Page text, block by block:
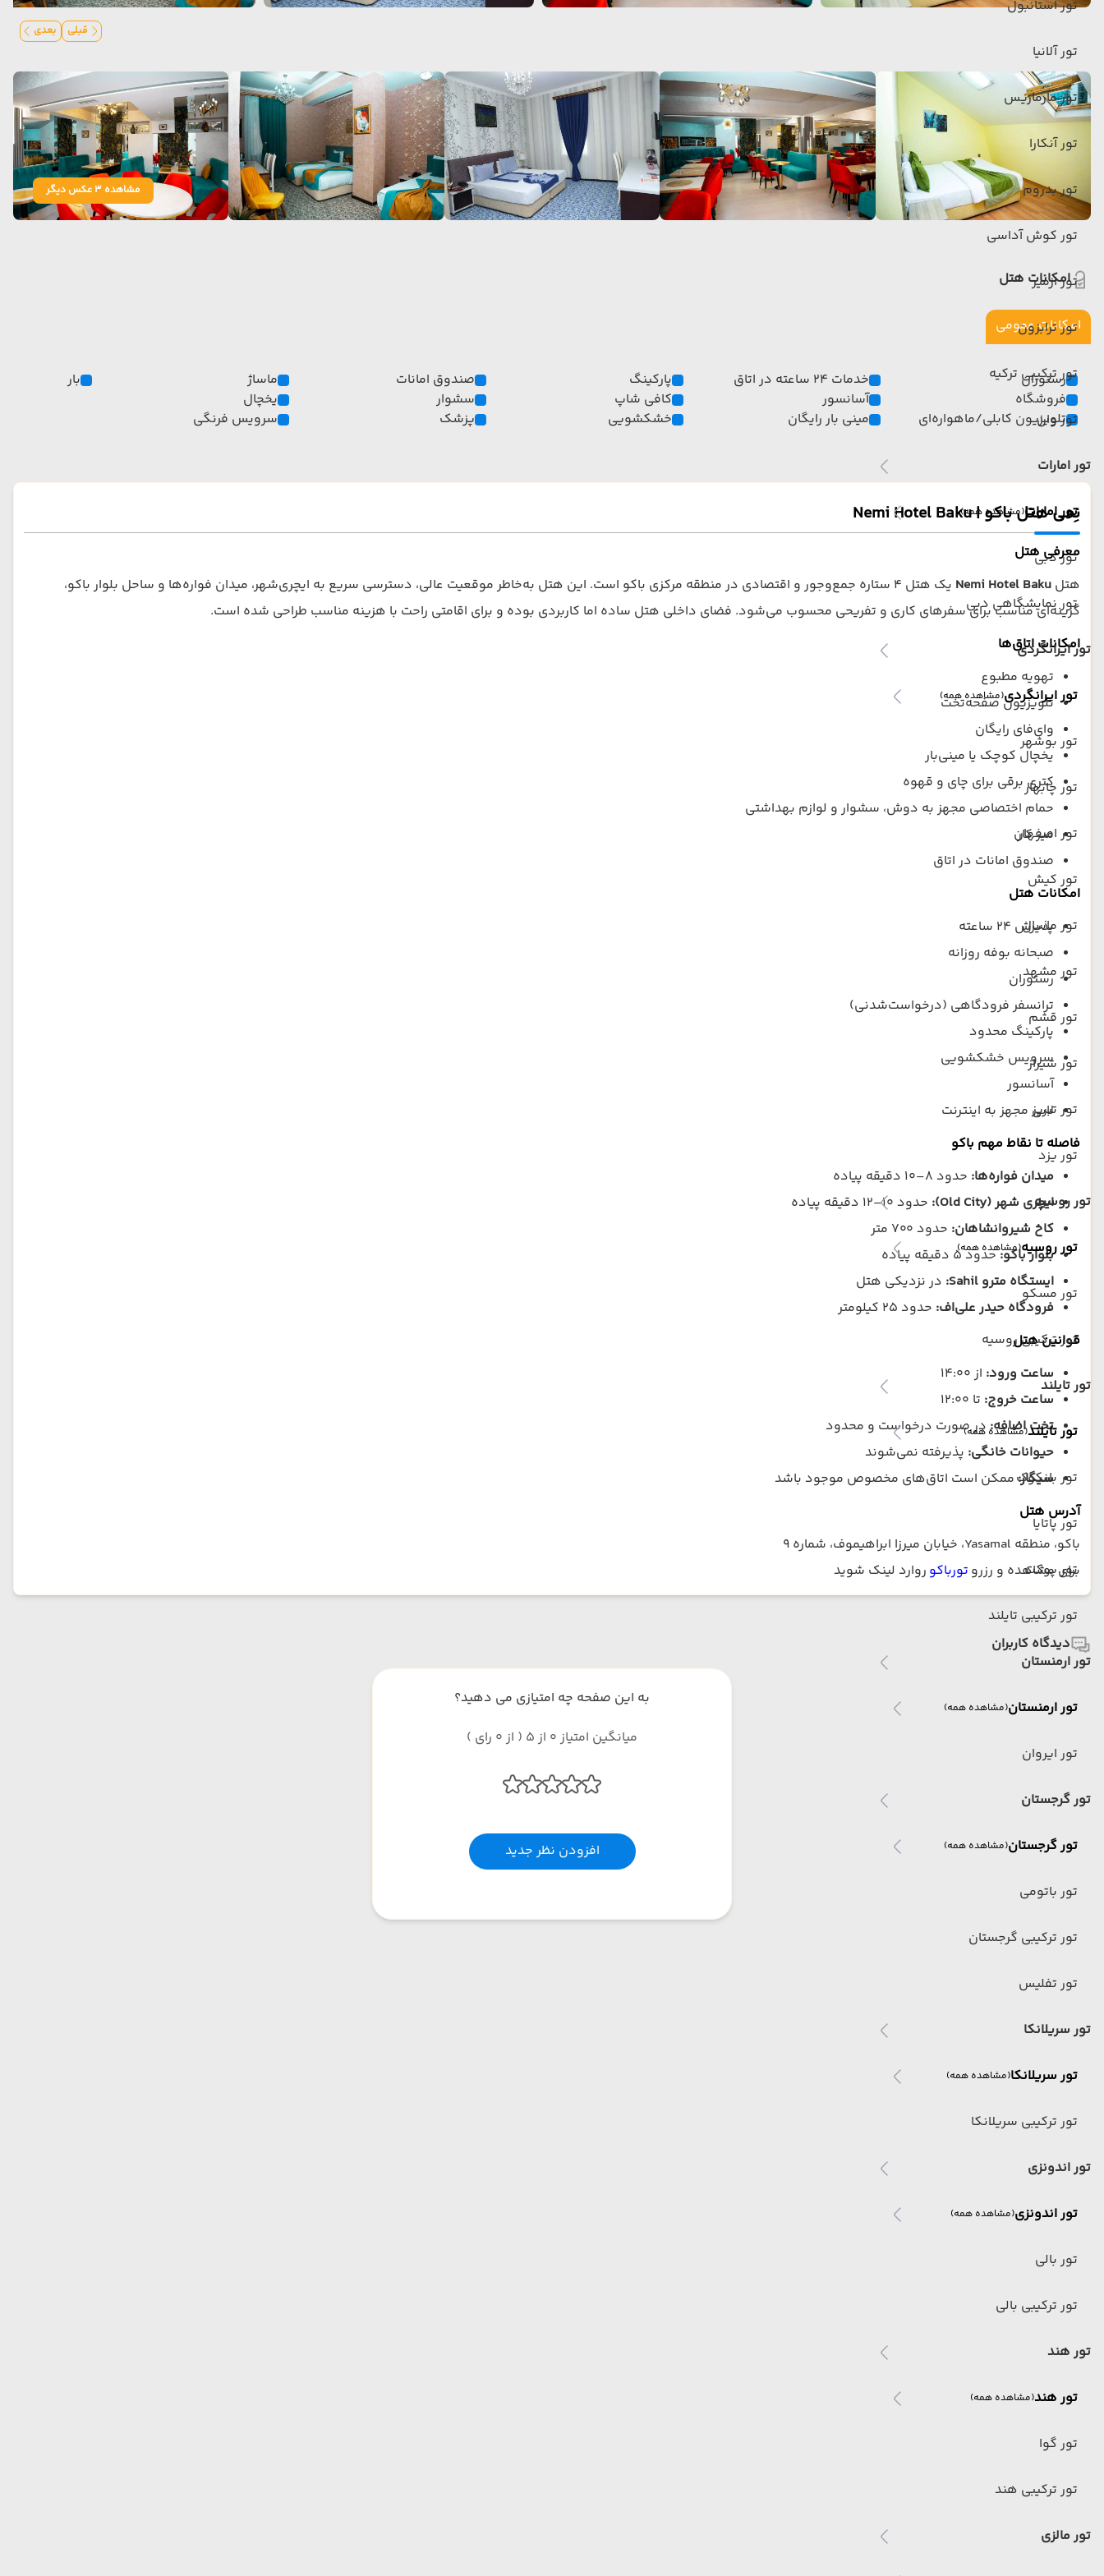
تور استانبول
تور آلانیا
تور مارماریس
تور آنکارا
تور بدروم
تور کوش آداسی
تور ازمیر
تور ترابزون
تور ترکیبی ترکیه
تور وان
تور امارات
تور امارات(مشاهده همه)
تور دبی
تور نمایشگاهی دبی
تور ایرانگردی
تور ایرانگردی(مشاهده همه)
تور بوشهر
تور چابهار
تور اصفهان
تور کیش
تور ماسال
تور مشهد
تور قشم
تور شیراز
تور تبریز
تور یزد
تور روسیه
تور روسیه(مشاهده همه)
تور مسکو
تور ترکیبی روسیه
تور تایلند
تور تایلند(مشاهده همه)
تور بانکوک
تور پاتایا
تور پوکت
تور ترکیبی تایلند
تور ارمنستان
تور ارمنستان(مشاهده همه)
تور ایروان
تور گرجستان
تور گرجستان(مشاهده همه)
تور باتومی
تور ترکیبی گرجستان
تور تفلیس
تور سریلانکا
تور سریلانکا(مشاهده همه)
تور ترکیبی سریلانکا
تور اندونزی
تور اندونزی(مشاهده همه)
تور بالی
تور ترکیبی بالی
تور هند
تور هند(مشاهده همه)
تور گوا
تور ترکیبی هند
تور مالزی
قبلی بعدی
مشاهده 3 عکس دیگر
امکانات هتل
امکانات عمومی
رستوران
فروشگاه
تلویزیون کابلی/ماهواره‌ای
خدمات 24 ساعته در اتاق
آسانسور
مینی بار رایگان
پارکینگ
کافی شاپ
خشکشویی
صندوق امانات
سشوار
پزشک
ماساژ
یخچال
سرویس فرنگی
بار
نِمی هتل باکو | Nemi Hotel Baku
معرفی هتل
هتل Nemi Hotel Baku
یک هتل ۴ ستاره جمع‌وجور و اقتصادی در منطقه مرکزی باکو است. این هتل به‌خاطر موقعیت عالی، دسترسی سریع به ایچری‌شهر، میدان فواره‌ها و ساحل بلوار باکو،
گزینه‌ای مناسب برای سفرهای کاری و تفریحی محسوب می‌شود. فضای داخلی هتل ساده اما کاربردی بوده و برای اقامتی راحت با هزینه مناسب طراحی شده است.
امکانات اتاق‌ها
تهویه مطبوع
تلویزیون صفحه‌تخت
وای‌فای رایگان
یخچال کوچک یا مینی‌بار
کتری برقی برای چای و قهوه
حمام اختصاصی مجهز به دوش، سشوار و لوازم بهداشتی
میز کار
صندوق امانات در اتاق
امکانات هتل
پذیرش ۲۴ ساعته
صبحانه بوفه روزانه
رستوران
ترانسفر فرودگاهی (درخواست‌شدنی)
پارکینگ محدود
سرویس خشکشویی
آسانسور
لابی مجهز به اینترنت
فاصله تا نقاط مهم باکو
میدان فواره‌ها: حدود ۸–۱۰ دقیقه پیاده
ایچری شهر (Old City):
حدود ۱۰–۱۲ دقیقه پیاده
کاخ شیروانشاهان: حدود ۷۰۰ متر
بلوار باکو:حدود ۵ دقیقه پیاده
ایستگاه مترو Sahil:
در نزدیکی هتل
فرودگاه حیدر علی‌اف: حدود ۲۵ کیلومتر
قوانین هتل
ساعت ورود: از ۱۴:۰۰
ساعت خروج: تا ۱۲:۰۰
تخت اضافه:در صورت درخواست و محدود
حیوانات خانگی: پذیرفته نمی‌شوند
سیگار:ممکن است اتاق‌های مخصوص موجود باشد
آدرس هتل
باکو، منطقه Yasamal، خیابان میرزا ابراهیموف، شماره ۹
برای مشاهده و رزرو تورباکو روارد لینک شوید
دیدگاه کاربران
به این صفحه چه امتیازی می دهید؟
میانگین امتیاز 0 از 5 ( از 0 رای )
افزودن نظر جدید